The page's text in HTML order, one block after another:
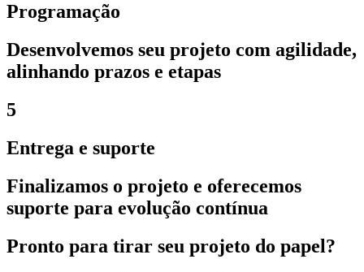
Programação
Desenvolvemos seu projeto com agilidade,
alinhando prazos e etapas
5
Entrega e suporte
Finalizamos o projeto e oferecemos
suporte para evolução contínua
Pronto para tirar seu projeto do papel?